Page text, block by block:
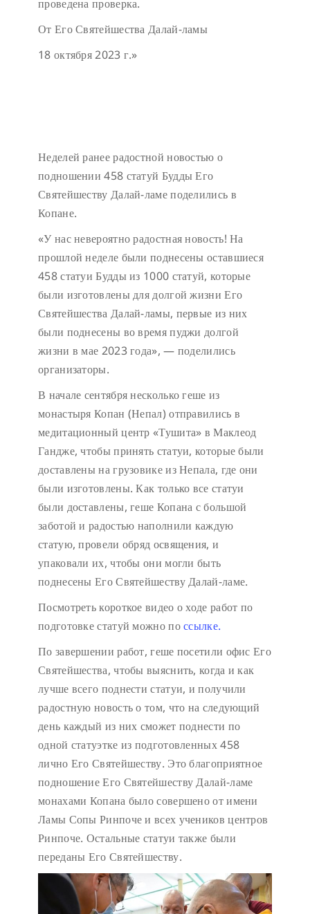
проведена проверка.
От Его Святейшества Далай-ламы
18 октября 2023 г.»
Неделей ранее радостной новостью о
подношении 458 статуй Будды Его
Святейшеству Далай-ламе поделились в
Копане.
«У нас невероятно радостная новость! На
прошлой неделе были поднесены оставшиеся
458 статуи Будды из 1000 статуй, которые
были изготовлены для долгой жизни Его
Святейшества Далай-ламы, первые из них
были поднесены во время пуджи долгой
жизни в мае 2023 года», — поделились
организаторы.
В начале сентября несколько геше из
монастыря Копан (Непал) отправились в
медитационный центр «Тушита» в Маклеод
Гандже, чтобы принять статуи, которые были
доставлены на грузовике из Непала, где они
были изготовлены. Как только все статуи
были доставлены, геше Копана с большой
заботой и радостью наполнили каждую
статую, провели обряд освящения, и
упаковали их, чтобы они могли быть
поднесены Его Святейшеству Далай-ламе.
Посмотреть короткое видео о ходе работ по
подготовке статуй можно поссылке.
По завершении работ, геше посетили офис Его
Святейшества, чтобы выяснить, когда и как
лучше всего поднести статуи, и получили
радостную новость о том, что на следующий
день каждый из них сможет поднести по
одной статуэтке из подготовленных 458
лично Его Святейшеству. Это благоприятное
подношение Его Святейшеству Далай-ламе
монахами Копана было совершено от имени
Ламы Сопы Ринпоче и всех учеников центров
Ринпоче. Остальные статуи также были
переданы Его Святейшеству.